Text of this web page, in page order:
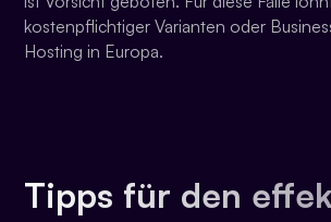
kostenpflichtiger Varianten oder
Hosting in Europa.
Tipps für den